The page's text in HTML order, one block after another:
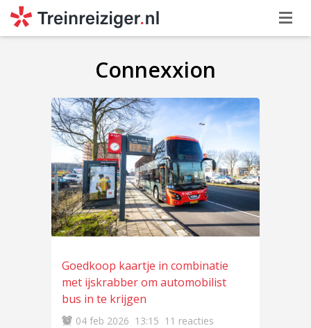
Connexxion
Goedkoop kaartje in combinatie
met ijskrabber om automobilist
bus in te krijgen
04 feb 2026 13:15 11 reacties